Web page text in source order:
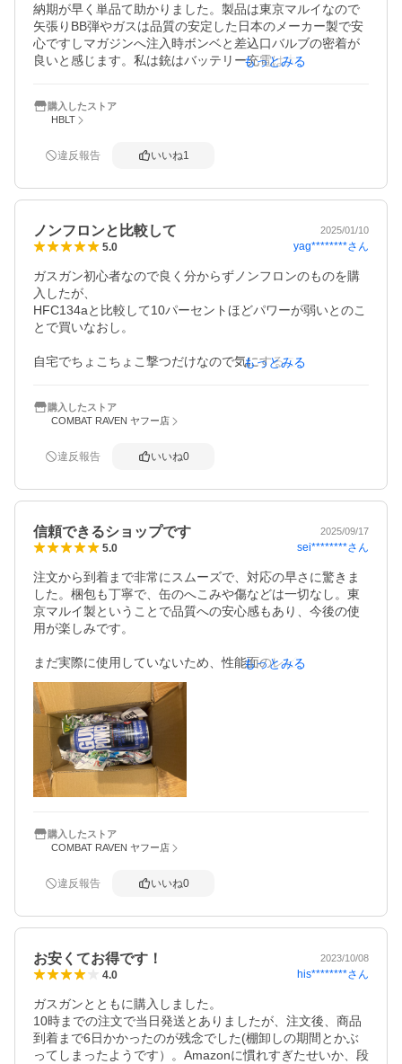
納期が早く単品て助かりました。製品は東京マルイなので
矢張りBB弾やガスは品質の安定した日本のメーカー製で安
心ですしマガジンへ注入時ボンベと差込口バルブの密着が
良いと感じます。私は銃はバッテリー充電は大の苦手なの
を３０年ぶりに購入しました。
もっとみる
購入したストア
HBLT
違反報告 いいね1
ノンフロンと比較して 2025/01/10
5.0 yag********さん
ガスガン初心者なので良く分からずノンフロンのものを購
入したが、
HFC134aと比較して10パーセントほどパワーが弱いとのこ
とで買いなおし。
自宅でちょこちょこ撃つだけなので気にすることではない
弾しそこねることが多々あったので。
本製品できちんとマガジンを温めて撃つと改善しました。
もっとみる
購入したストア
COMBAT RAVEN ヤフー店
違反報告 いいね0
信頼できるショップです 2025/09/17
5.0 sei********さん
注文から到着まで非常にスムーズで、対応の早さに驚きま
した。梱包も丁寧で、缶のへこみや傷などは一切なし。東
京マルイ製ということで品質への安心感もあり、今後の使
用が楽しみです。
まだ実際に使用していないため、性能面のレビューは後日
改めて追記予定ですが、現時点では「信頼できるショップ
＆製品」という印象です。エアガン用ガスとして定番の一
本、備えておいて損はないと思います。
もっとみる
購入したストア
COMBAT RAVEN ヤフー店
違反報告 いいね0
お安くてお得です！ 2023/10/08
4.0 his********さん
ガスガンとともに購入しました。
10時までの注文で当日発送とありましたが、注文後、商品
到着まで6日かかったのが残念でした(棚卸しの期間とかぶ
ってしまったようです）。Amazonに慣れすぎたせいか、段